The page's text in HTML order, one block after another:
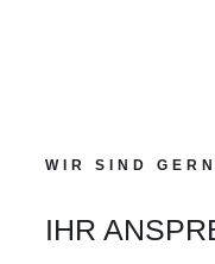
WIR SIND
IHR